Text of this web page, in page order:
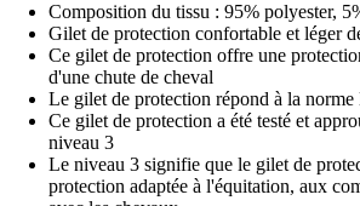
Composition du tissu : 95% polyester,
Gilet de protection confortable et léger
Ce gilet de protection offre une
d'une chute de cheval
Le gilet de protection répond à la
Ce gilet de protection a été testé et
niveau 3
Le niveau 3 signifie que le gilet de
protection adaptée à l'équitation, aux